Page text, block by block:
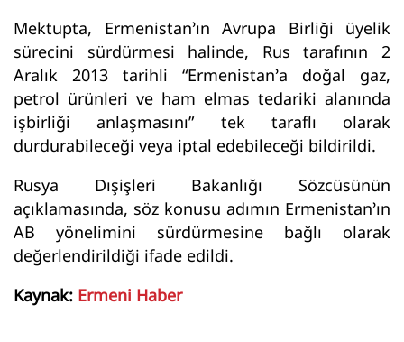
Mektupta, Ermenistan’ın Avrupa Birliği üyelik
sürecini sürdürmesi halinde, Rus tarafının 2
Aralık 2013 tarihli “Ermenistan’a doğal gaz,
petrol ürünleri ve ham elmas tedariki alanında
işbirliği anlaşmasını” tek taraflı olarak
durdurabileceği veya iptal edebileceği bildirildi.
Rusya Dışişleri Bakanlığı Sözcüsünün
açıklamasında, söz konusu adımın Ermenistan’ın
AB yönelimini sürdürmesine bağlı olarak
değerlendirildiği ifade edildi.
Kaynak: Ermeni Haber